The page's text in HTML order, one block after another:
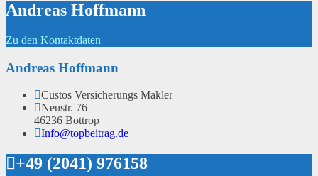
Andreas Hoffmann
Zu den Kontaktdaten
Andreas Hoffmann
Custos Versicherungs Makler
Neustr. 76
46236 Bottrop
Info@topbeitrag.de
+49 (2041) 976158